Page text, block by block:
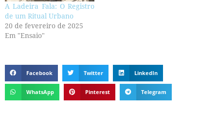
A Ladeira Fala: O Registro
de um Ritual Urbano
20 de fevereiro de 2025
Em "Ensaio"
Facebook Twitter LinkedIn
WhatsApp Pinterest Telegram